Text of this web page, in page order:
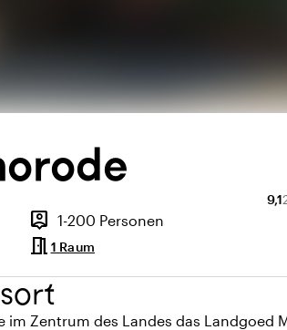
9,1
person_pin
Kapazität
1-200 Personen
meeting_room 1 Raum
Zentrum des Landes das Landgoed